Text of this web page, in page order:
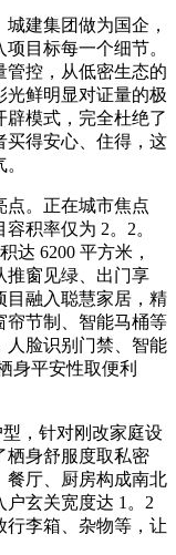
建集团做为国企，
目标每一个细节。
管控，从低密生态的
光鲜明显对证量的极
模式，完全杜绝了
买得安心、住得，这
。正在城市焦点
积率仅为 2。2。
达 6200 平方米，
推窗见绿、出门享
目融入聪慧家居，精
帘节制、智能马桶等
人脸识别门禁、智能
身平安性取便利
，针对刚改家庭设
栖身舒服度取私密
餐厅、厨房构成南北
玄关宽度达 1。2
行李箱、杂物等，让